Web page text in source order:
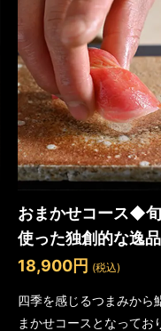
おまかせコース◆
使った独創的な逸
どを味わえる珠玉
18,900円 (税込)
四季を感じるつまみから
まかせコースとなってお